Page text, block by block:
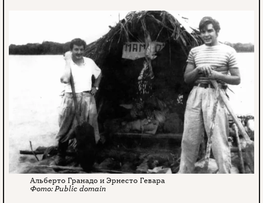
Альберто Гранадо и Эрнесто Гевара
Public domain